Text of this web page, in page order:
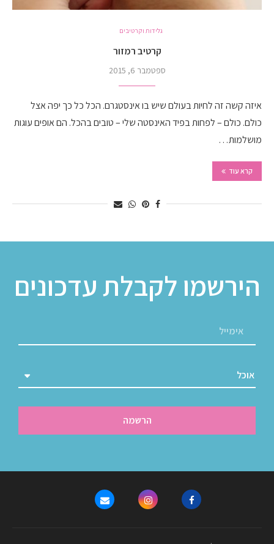
גלידות וקרטיבים
קרטיב רמזור
ספטמבר 6, 2015
איזה קשה זה לחיות בעולם שיש בו אינסטגרם. הכל כל כך יפה אצל
כולם. כולם – לפחות בפיד האינסטה שלי – טובים בהכל. הם אופים עוגות
מושלמות…
קרא עוד
הירשמו לקבלת עדכונים
הרשמה